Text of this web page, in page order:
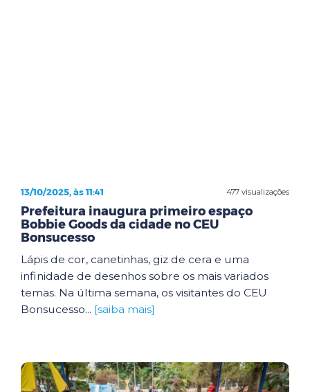
477 visualizações
13/10/2025, às 11:41
Prefeitura inaugura primeiro espaço
Bobbie Goods da cidade no CEU
Bonsucesso
Lápis de cor, canetinhas, giz de cera e uma
infinidade de desenhos sobre os mais variados
temas. Na última semana, os visitantes do CEU
Bonsucesso... [saiba mais]